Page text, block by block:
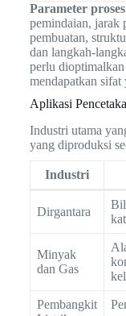
Parameter
pemindaian, jarak
pembuatan,
dan langkah-
perlu
mendapatkan
Aplikasi
Industri utama
yang diproduksi
Industri
Dirgantara
Minyak
dan Gas
Pembangkit